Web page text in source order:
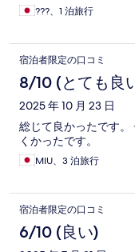
???、1 泊旅行
宿泊者限定の口コミ
8/10 (とても良
2025 年 10 月 23 日
総じて良かったです
くかったです。
MIU、3 泊旅行
宿泊者限定の口コミ
6/10 (良い)